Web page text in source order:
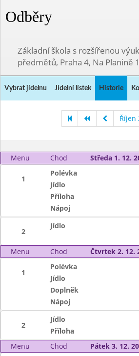
Odběry
Základní škola s rozšířenou
předmětů, Praha 4, Na Planině
Vybrat jídelnu Jídelní lístek Historie
Říjen
Menu Chod Středa 1. 12.
1
Polévka
Jídlo
Příloha
Nápoj
2
Jídlo
Menu Chod Čtvrtek 2. 12.
1
Polévka
Jídlo
Doplněk
Nápoj
2
Jídlo
Příloha
Menu
Chod Pátek 3. 12.